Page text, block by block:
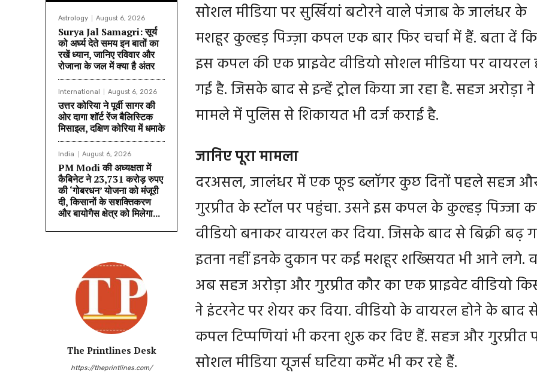
Astrology August 6, 2026
Surya Jal Samagri: सूर्य
को अर्घ्य देते समय इन बातों का
रखें ध्यान, जानिए रविवार और
रोजाना के जल में क्या है अंतर
International August 6, 2026
उत्तर कोरिया ने पूर्वी सागर की
ओर दागा शॉर्ट रेंज बैलिस्टिक
मिसाइल, दक्षिण कोरिया में धमाके
India August 6, 2026
PM Modi की अध्यक्षता में
कैबिनेट ने 23,731 करोड़ रुपए
की ‘गोबरधन’ योजना को मंजूरी
दी, किसानों के सशक्तिकरण
और बायोगैस क्षेत्र को मिलेगा...
The Printlines Desk
https://theprintlines.com/
सोशल मीडिया पर सुर्खियां बटोरने वाले पंजाब के जालंधर के
मशहूर कुल्हड़ पिज्ज़ा कपल एक बार फिर चर्चा में हैं. बता दें कि
इस कपल की एक प्राइवेट वीडियो सोशल मीडिया पर वायरल
गई है. जिसके बाद से इन्हें ट्रोल किया जा रहा है. सहज अरोड़ा
मामले में पुलिस से शिकायत भी दर्ज कराई है.
जानिए पूरा मामला
दरअसल, जालंधर में एक फूड ब्लॉगर कुछ दिनों पहले सहज
गुरप्रीत के स्टॉल पर पहुंचा. उसने इस कपल के कुल्हड़ पिज्जा
वीडियो बनाकर वायरल कर दिया. जिसके बाद से बिक्री बढ़
इतना नहीं इनके दुकान पर कई मशहूर शख्सियत भी आने लगे.
अब सहज अरोड़ा और गुरप्रीत कौर का एक प्राइवेट वीडियो
ने इंटरनेट पर शेयर कर दिया. वीडियो के वायरल होने के बाद
कपल टिप्पणियां भी करना शुरू कर दिए हैं. सहज और गुरप्रीत
सोशल मीडिया यूजर्स घटिया कमेंट भी कर रहे हैं.